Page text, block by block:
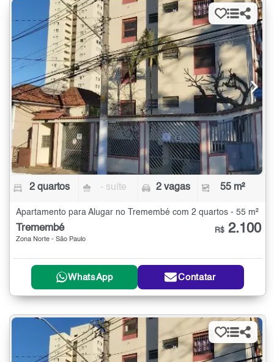
2 quartos - suíte 2 vagas 55 m²
Apartamento para Alugar no Tremembé com 2 quartos - 55 m²
Tremembé
Zona Norte - São Paulo
R$ 2.100
WhatsApp Contatar